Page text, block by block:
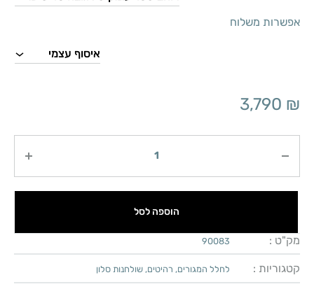
אפשרות משלוח
3,790 ₪
הוספה לסל
מק"ט : 90083
קטגוריות : לחלל המגורים, רהיטים, שולחנות סלון